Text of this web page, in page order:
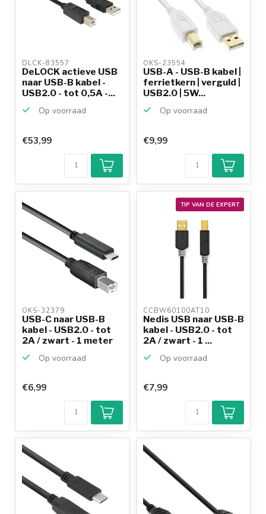
DLCK-83557
DeLOCK actieve USB
naar USB-B kabel -
USB2.0 - tot 0,5A -...
Op voorraad
€53,99
OKS-23554
USB-A - USB-B kabel |
ferrietkern | verguld |
USB2.0 | 5W...
Op voorraad
€9,99
OKS-32379
USB-C naar USB-B
kabel - USB2.0 - tot
2A / zwart - 1 meter
Op voorraad
€6,99
TIP VAN DE EXPERT
CCBW60100AT10
Nedis USB naar USB-B
kabel - USB2.0 - tot
2A / zwart - 1 ...
Op voorraad
€7,99